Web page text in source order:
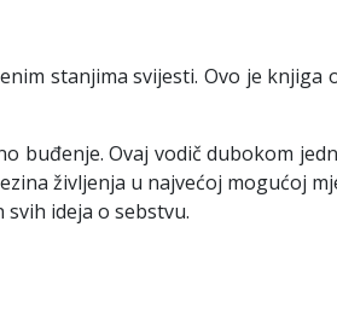
stanjima svijesti. Ovo je
buđenje. Ovaj vodič dubokom
življenja u najvećoj mogućoj
ideja o sebstvu.